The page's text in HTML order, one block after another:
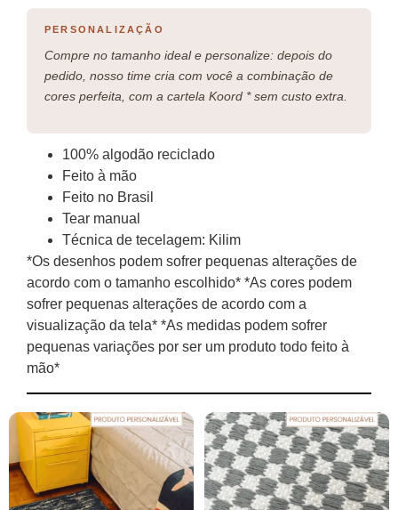
PERSONALIZAÇÃO
Compre no tamanho ideal e personalize: depois do
pedido, nosso time cria com você a combinação de
cores perfeita, com a cartela Koord * sem custo extra.
100% algodão reciclado
Feito à mão
Feito no Brasil
Tear manual
Técnica de tecelagem: Kilim
*Os desenhos podem sofrer pequenas alterações de
acordo com o tamanho escolhido* *As cores podem
sofrer pequenas alterações de acordo com a
visualização da tela* *As medidas podem sofrer
pequenas variações por ser um produto todo feito à
mão*